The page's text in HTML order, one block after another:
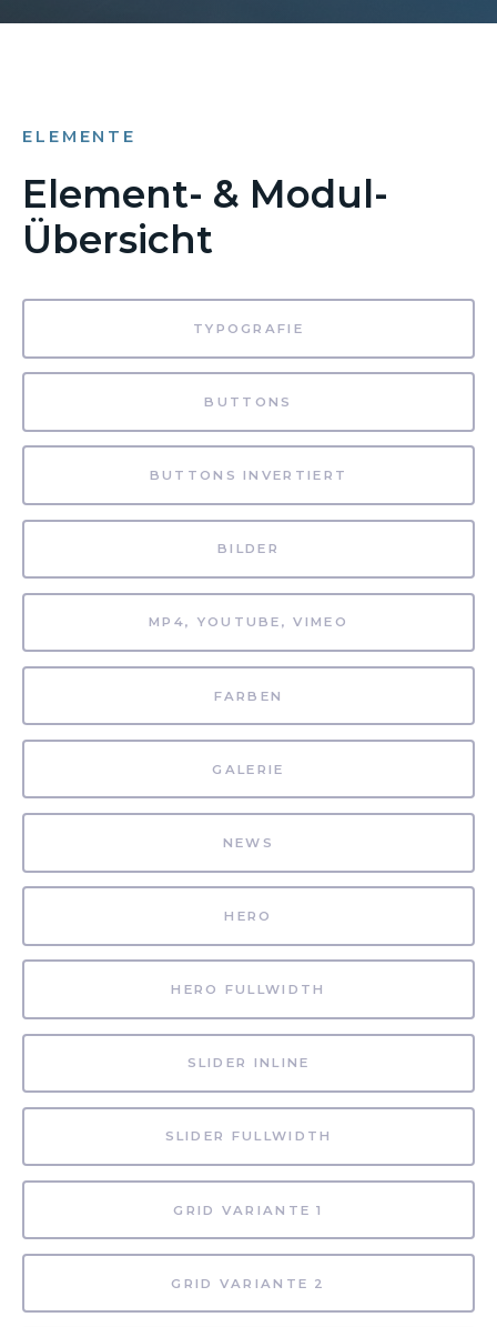
ELEMENTE
Element- & Modul-
Übersicht
TYPOGRAFIE
BUTTONS
BUTTONS INVERTIERT
BILDER
MP4, YOUTUBE, VIMEO
FARBEN
GALERIE
NEWS
HERO
HERO FULLWIDTH
SLIDER INLINE
SLIDER FULLWIDTH
GRID VARIANTE 1
GRID VARIANTE 2